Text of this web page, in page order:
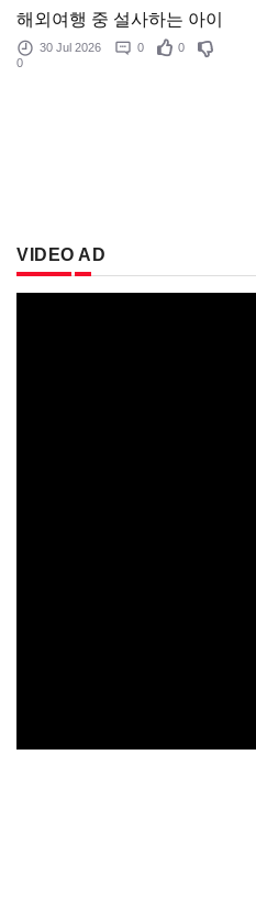
해외여행 중 설사하는 아이
30 Jul 2026 0
0
0
VIDEO AD